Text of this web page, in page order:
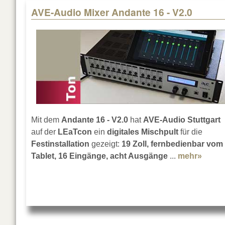
AVE-Audio Mixer Andante 16 - V2.0
Mit dem Andante 16 - V2.0 hat AVE-Audio Stuttgart
auf der LEaTcon ein digitales Mischpult für die
Festinstallation gezeigt: 19 Zoll, fernbedienbar vom
Tablet, 16 Eingänge, acht Ausgänge ... mehr»